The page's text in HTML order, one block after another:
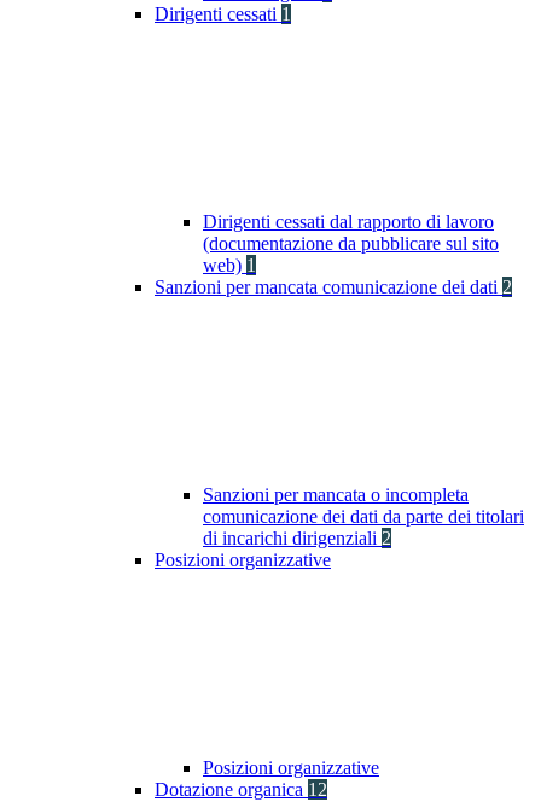
Dirigenti cessati 1
Dirigenti cessati dal rapporto di lavoro
(documentazione da pubblicare sul sito
web) 1
Sanzioni per mancata comunicazione dei dati 2
Sanzioni per mancata o incompleta
comunicazione dei dati da parte dei titolari
di incarichi dirigenziali 2
Posizioni organizzative
Posizioni organizzative
Dotazione organica 12